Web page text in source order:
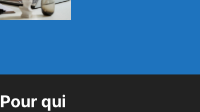
Pour qui